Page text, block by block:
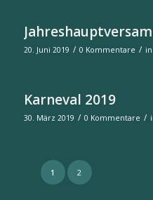
20. Juni 2019 / 0 Kommentare / in
Karneval 2019
30. März 2019 / 0 Kommentare /
1 2